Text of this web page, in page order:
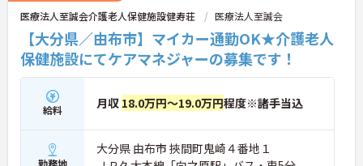
医療法人至誠会介護老人保健施設健寿荘 医療法人至誠会
【大分県／由布市】マイカー通勤OK★介護老人
保健施設にてケアマネジャーの募集です！
給料 月収 18.0万円～19.0万円程度※諸手当込
大分県 由布市 挾間町鬼崎４番地１